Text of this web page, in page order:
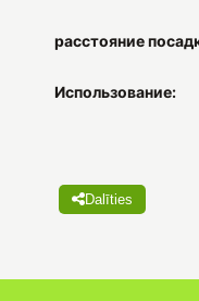
расстояние
Использование:
Dalīties